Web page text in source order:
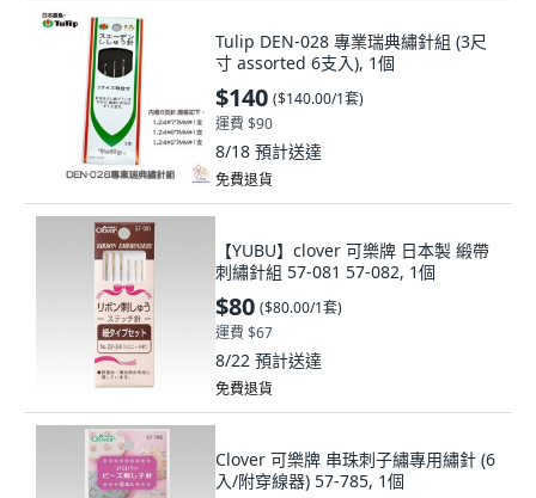
Tulip DEN-028 專業瑞典繡針組 (3尺
寸 assorted 6支入), 1個
$140 ($140.00/1套)
運費 $90
8/18 預計送達
免費退貨
【YUBU】clover 可樂牌 日本製 緞帶
刺繡針組 57-081 57-082, 1個
$80 ($80.00/1套)
運費 $67
8/22 預計送達
免費退貨
Clover 可樂牌 串珠刺子繡專用繡針 (6
入/附穿線器) 57-785, 1個